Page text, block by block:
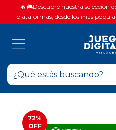
🔥🎮Descubre nuestra selección
plataformas, desde los más
72%
OFF